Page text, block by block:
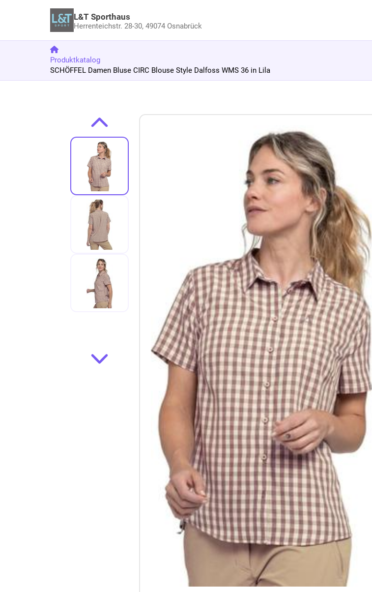
L&T Sporthaus
Herrenteichstr. 28-30,49074 Osnabrück
Produktkatalog
SCHÖFFEL Damen Bluse CIRC Blouse Style Dalfoss WMS 36 in Lila
Zur Produktbeschreibung springen